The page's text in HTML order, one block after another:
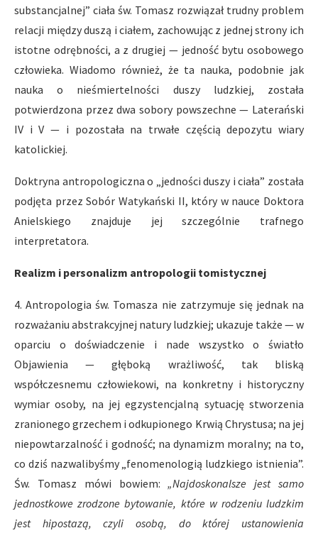
substancjalnej” ciała św. Tomasz rozwiązał trudny problem
relacji między duszą i ciałem, zachowując z jednej strony ich
istotne odrębności, a z drugiej — jedność bytu osobowego
człowieka. Wiadomo również, że ta nauka, podobnie jak
nauka o nieśmiertelności duszy ludzkiej, została
potwierdzona przez dwa sobory powszechne — Laterański
IV i V — i pozostała na trwałe częścią depozytu wiary
katolickiej.
Doktryna antropologiczna o „jedności duszy i ciała” została
podjęta przez Sobór Watykański II, który w nauce Doktora
Anielskiego znajduje jej szczególnie trafnego
interpretatora.
Realizm i personalizm antropologii tomistycznej
4. Antropologia św. Tomasza nie zatrzymuje się jednak na
rozważaniu abstrakcyjnej natury ludzkiej; ukazuje także — w
oparciu o doświadczenie i nade wszystko o światło
Objawienia — głęboką wrażliwość, tak bliską
współczesnemu człowiekowi, na konkretny i historyczny
wymiar osoby, na jej egzystencjalną sytuację stworzenia
zranionego grzechem i odkupionego Krwią Chrystusa; na jej
niepowtarzalność i godność; na dynamizm moralny; na to,
co dziś nazwalibyśmy „fenomenologią ludzkiego istnienia”.
Św. Tomasz mówi bowiem:„Najdoskonalsze jest samo
jednostkowe zrodzone bytowanie, które w rodzeniu ludzkim
jest hipostazą, czyli osobą, do której ustanowienia